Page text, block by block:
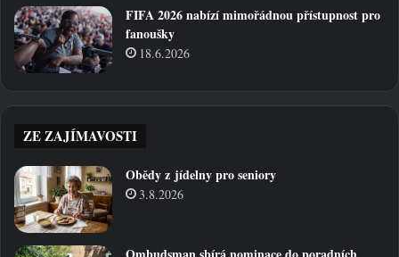
FIFA 2026 nabízí mimořádnou přístupnost pro
fanoušky
18.6.2026
ZE ZAJÍMAVOSTI
Obědy z jídelny pro seniory
3.8.2026